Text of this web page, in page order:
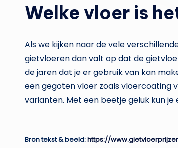
Welke vloer is
Als we kijken naar de vele
gietvloeren dan valt op dat de
de jaren dat je er gebruik van kan
een gegoten vloer zoals vloercoating
varianten. Met een beetje geluk kun je
Bron tekst & beeld:https://